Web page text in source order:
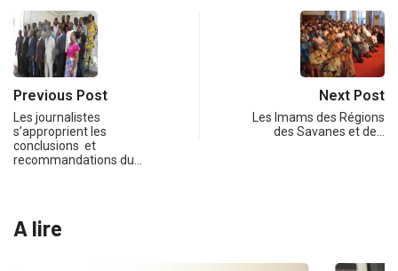
Previous Post
Les journalistes
s’approprient les
conclusions et
recommandations du…
Next Post
Les Imams des Régions
des Savanes et de…
A lire